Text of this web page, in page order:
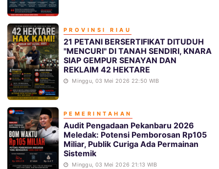
PROVINSI RIAU
21 PETANI BERSERTIFIKAT DITUDUH
"MENCURI" DI TANAH SENDIRI, KNARA
SIAP GEMPUR SENAYAN DAN
REKLAIM 42 HEKTARE
Minggu, 03 Mei 2026 22:50 WIB
PEMERINTAHAN
Audit Pengadaan Pekanbaru 2026
Meledak: Potensi Pemborosan Rp105
Miliar, Publik Curiga Ada Permainan
Sistemik
Minggu, 03 Mei 2026 21:13 WIB